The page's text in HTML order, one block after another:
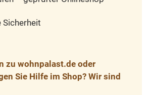
Sicherheit
zu wohnpalast.de oder
Sie Hilfe im Shop? Wir sind